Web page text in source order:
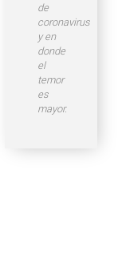
de
coronavirus
y en
donde
el
temor
es
mayor.